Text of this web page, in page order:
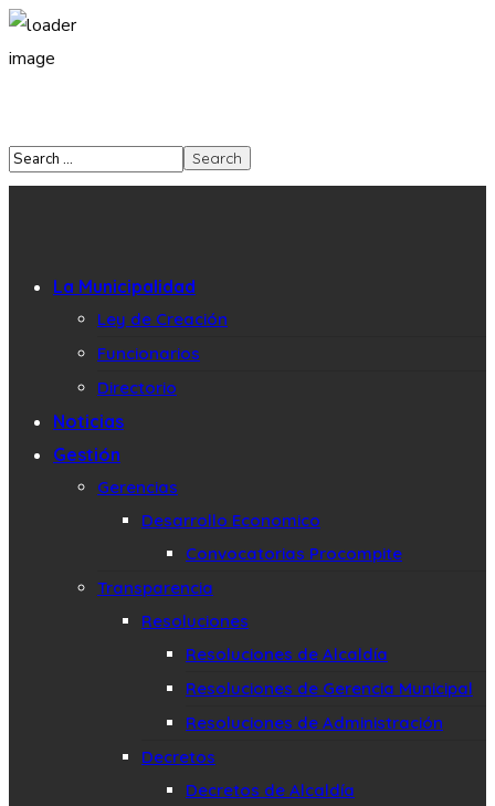
La Municipalidad
Ley de Creación
Funcionarios
Directorio
Noticias
Gestión
Gerencias
Desarrollo Economico
Convocatorias Procompite
Transparencia
Resoluciones
Resoluciones de Alcaldía
Resoluciones de Gerencia Municipal
Resoluciones de Administración
Decretos
Decretos de Alcaldía